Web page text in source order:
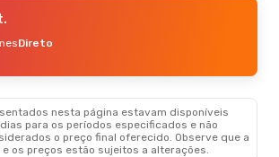
Direto
nesta página estavam disponíveis
para os períodos especificados e não
o preço final oferecido. Observe que a
os preços estão sujeitos a alterações.